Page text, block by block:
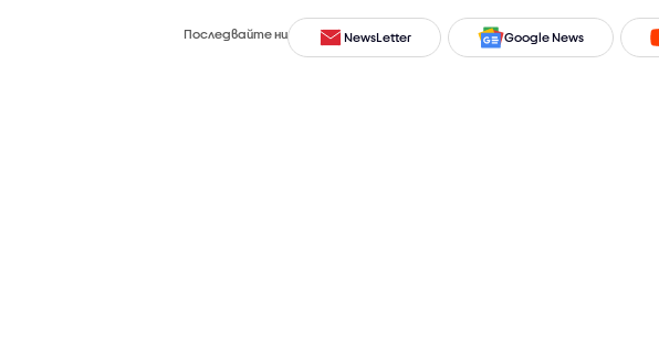
Последвайте ни NewsLetter Google News